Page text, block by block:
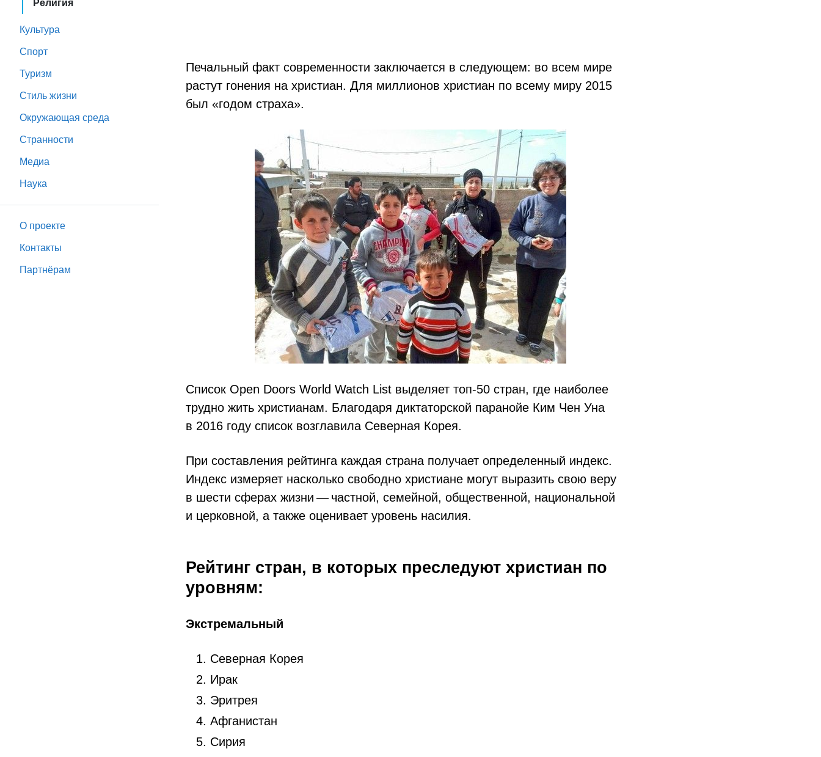
Религия
Культура
Спорт
Туризм
Стиль жизни
Окружающая среда
Странности
Медиа
Наука
О проекте
Контакты
Партнёрам
Печальный факт современности заключается в следующем: во всем мире
растут гонения на христиан. Для миллионов христиан по всему миру 2015
был «годом страха».
Список Open Doors World Watch List выделяет топ-50 стран, где наиболее
трудно жить христианам. Благодаря диктаторской паранойе Ким Чен Уна
в 2016 году список возглавила Северная Корея.
При составления рейтинга каждая страна получает определенный индекс.
Индекс измеряет насколько свободно христиане могут выразить свою веру
в шести сферах жизни — частной, семейной, общественной, национальной
и церковной, а также оценивает уровень насилия.
Рейтинг стран, в которых преследуют христиан по
уровням:
Экстремальный
Северная Корея
Ирак
Эритрея
Афганистан
Сирия